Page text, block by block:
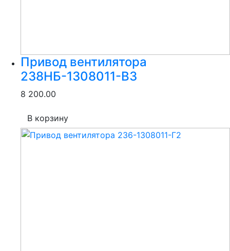
Привод вентилятора
238НБ-1308011-В3
8 200.00
В корзину